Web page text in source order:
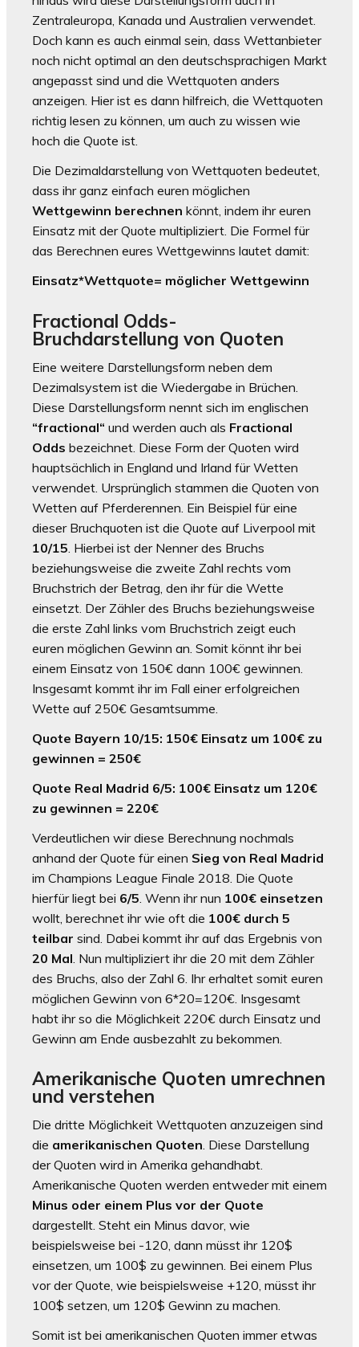
Zentraleuropa, Kanada und Australien verwendet.
Doch kann es auch einmal sein, dass Wettanbieter
noch nicht optimal an den deutschsprachigen Markt
angepasst sind und die Wettquoten anders
anzeigen. Hier ist es dann hilfreich, die Wettquoten
richtig lesen zu können, um auch zu wissen wie
hoch die Quote ist.
Die Dezimaldarstellung von Wettquoten bedeutet,
dass ihr ganz einfach euren möglichen
Wettgewinn berechnen könnt, indem ihr euren
Einsatz mit der Quote multipliziert. Die Formel für
das Berechnen eures Wettgewinns lautet damit:
Einsatz*Wettquote= möglicher Wettgewinn
Fractional Odds-
Bruchdarstellung von Quoten
Eine weitere Darstellungsform neben dem
Dezimalsystem ist die Wiedergabe in Brüchen.
Diese Darstellungsform nennt sich im englischen
“fractional“ und werden auch als Fractional
Odds bezeichnet. Diese Form der Quoten wird
hauptsächlich in England und Irland für Wetten
verwendet. Ursprünglich stammen die Quoten von
Wetten auf Pferderennen. Ein Beispiel für eine
dieser Bruchquoten ist die Quote auf Liverpool mit
10/15 . Hierbei ist der Nenner des Bruchs
beziehungsweise die zweite Zahl rechts vom
Bruchstrich der Betrag, den ihr für die Wette
einsetzt. Der Zähler des Bruchs beziehungsweise
die erste Zahl links vom Bruchstrich zeigt euch
euren möglichen Gewinn an. Somit könnt ihr bei
einem Einsatz von 150€ dann 100€ gewinnen.
Insgesamt kommt ihr im Fall einer erfolgreichen
Wette auf 250€ Gesamtsumme.
Quote Bayern 10/15: 150€ Einsatz um 100€ zu
gewinnen = 250€
Quote Real Madrid 6/5: 100€ Einsatz um 120€
zu gewinnen = 220€
Verdeutlichen wir diese Berechnung nochmals
anhand der Quote für einen Sieg von Real Madrid
im Champions League Finale 2018. Die Quote
hierfür liegt bei 6/5 . Wenn ihr nun 100€ einsetzen
wollt, berechnet ihr wie oft die 100€ durch 5
teilbar sind. Dabei kommt ihr auf das Ergebnis von
20 Mal . Nun multipliziert ihr die 20 mit dem Zähler
des Bruchs, also der Zahl 6. Ihr erhaltet somit euren
möglichen Gewinn von 6*20=120€. Insgesamt
habt ihr so die Möglichkeit 220€ durch Einsatz und
Gewinn am Ende ausbezahlt zu bekommen.
Amerikanische Quoten umrechnen
und verstehen
Die dritte Möglichkeit Wettquoten anzuzeigen sind
die amerikanischen Quoten. Diese Darstellung
der Quoten wird in Amerika gehandhabt.
Amerikanische Quoten werden entweder mit einem
Minus oder einem Plus vor der Quote
dargestellt. Steht ein Minus davor, wie
beispielsweise bei -120, dann müsst ihr 120$
einsetzen, um 100$ zu gewinnen. Bei einem Plus
vor der Quote, wie beispielsweise +120, müsst ihr
100$ setzen, um 120$ Gewinn zu machen.
Somit ist bei amerikanischen Quoten immer etwas